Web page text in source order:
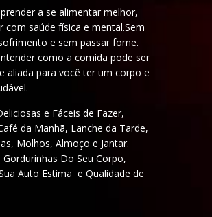
a se alimentar melhor,
com saúde física e mental.Sem
e sem passar fome.
como a comida pode ser
aliada para você ter um corpo e
e Fáceis de Fazer,
da Manhã, Lanche da Tarde,
Molhos, Almoço e Jantar.
Gordurinhas Do Seu Corpo,
Auto Estima e Qualidade de